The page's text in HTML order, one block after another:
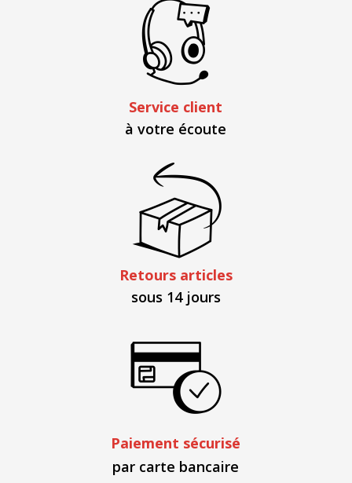
Service client
à votre écoute
Retours articles
sous 14 jours
Paiement sécurisé
par carte bancaire